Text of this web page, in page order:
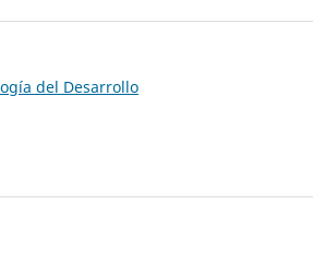
del Desarrollo